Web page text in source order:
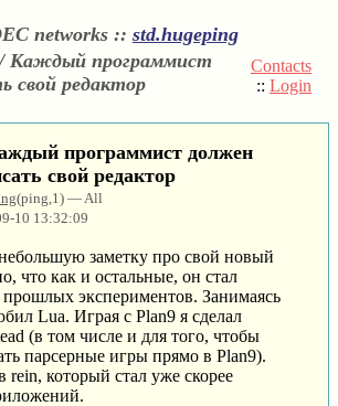
networks :: std.hugeping
/ Каждый программист
свой редактор
Contacts
:: Login
программист должен
свой редактор
(ping,1) — All
10 13:32:09
заметку про свой новый
что как и остальные, он стал
экспериментов. Занимаясь
Lua. Играя с Plan9 я сделал
(в том числе и для того, чтобы
парсерные игры прямо в Plan9).
rein, который стал уже скорее